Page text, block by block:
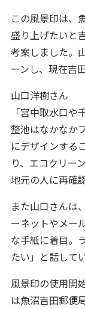
この風景印は、
盛り上げたいと
考案しました。
ーンし、現在吉
山口洋樹さん
「宮中取水口
整池はなかなか
にデザインする
り、エコクリー
地元の人に再確
また山口さんは
ーネットやメー
な手紙に着目。
たい」と話して
風景印の使用開
は魚沼吉田郵便